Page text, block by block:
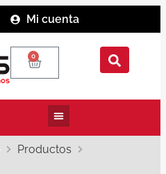
Mi cuenta
0
Productos